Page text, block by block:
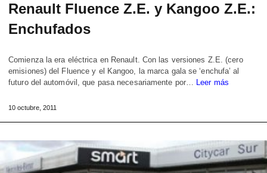
Renault Fluence Z.E. y Kangoo Z.E.:
Enchufados
Comienza la era eléctrica en Renault. Con las versiones Z.E. (cero
emisiones) del Fluence y el Kangoo, la marca gala se ‘enchufa’ al
futuro del automóvil, que pasa necesariamente por… Leer más
10 octubre, 2011